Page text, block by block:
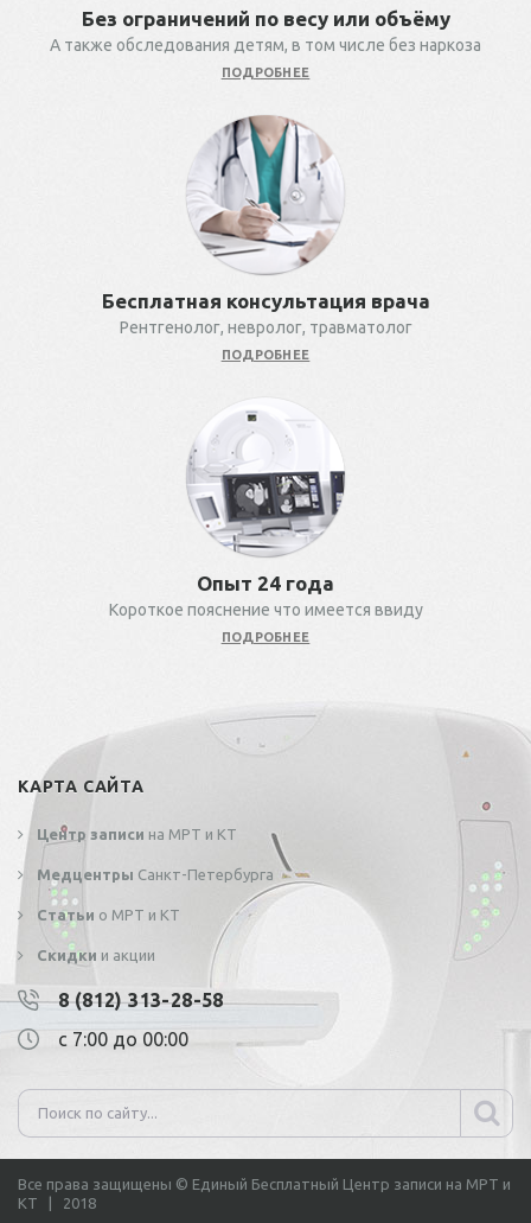
Без ограничений по весу или объёму
А также обследования детям, в том числе без наркоза
ПОДРОБНЕЕ
Бесплатная консультация врача
Рентгенолог, невролог, травматолог
ПОДРОБНЕЕ
Опыт 24 года
Короткое пояснение что имеется ввиду
ПОДРОБНЕЕ
КАРТА САЙТА
Центр записи на МРТ и КТ
Медцентры Санкт-Петербурга
Статьи о МРТ и КТ
Скидки и акции
8 (812) 313-28-58
с 7:00 до 00:00
Все права защищены © Единый Бесплатный Центр записи на МРТ и
КТ | 2018